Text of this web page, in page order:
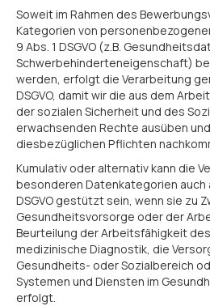
Soweit im Rahmen des
Kategorien von
9 Abs. 1 DSGVO (z.B.
Schwerbehinderteneigenschaft)
werden, erfolgt die Verarbeitung
DSGVO, damit wir die aus dem
der sozialen Sicherheit und des
erwachsenden Rechte ausüben
diesbezüglichen Pflichten
Kumulativ oder alternativ kann die
besonderen Datenkategorien auch
DSGVO gestützt sein, wenn sie zu
Gesundheitsvorsorge oder der
Beurteilung der Arbeitsfähigkeit
medizinische Diagnostik, die
Gesundheits- oder Sozialbereich
Systemen und Diensten im
erfolgt.